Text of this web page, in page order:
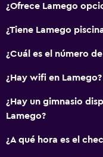
Bar/lounge
Minibar
Nevera
Cafetera
Máquina expendedora
¿Ofrece Lamego
¿Tiene Lamego
¿Cuál es el número
¿Hay wifi en Lamego?
¿Hay un gimnasio
Lamego?
¿A qué hora es el